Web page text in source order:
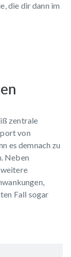
die dir dann im
zentrale
von
es demnach zu
Neben
,
Fall sogar